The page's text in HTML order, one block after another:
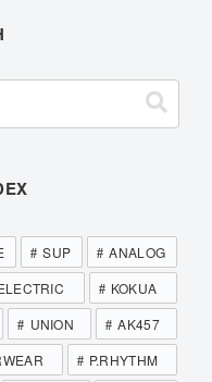
SUP
ANALOG
KOKUA
UNION
AK457
P.RHYTHM